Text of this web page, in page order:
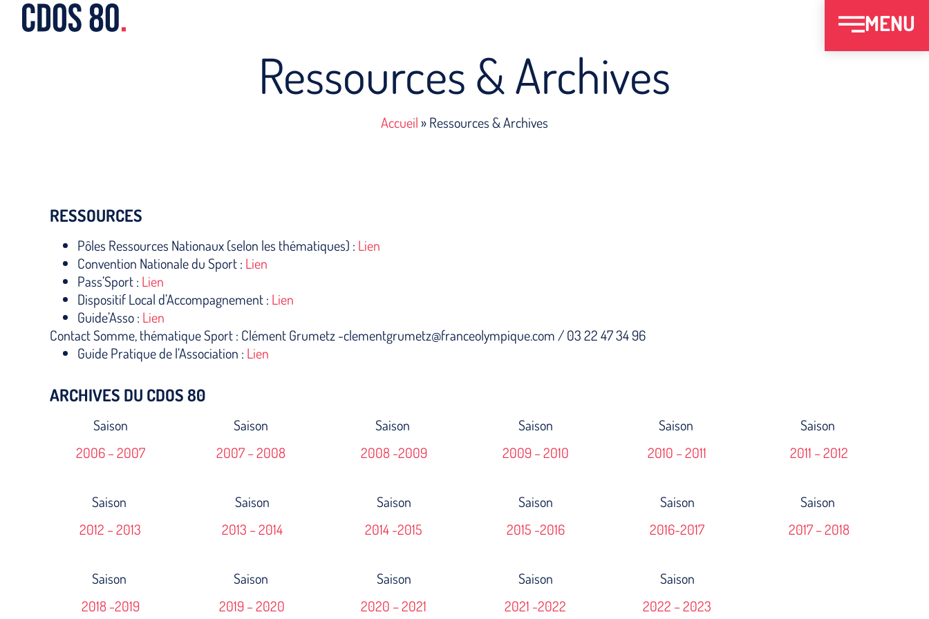
MENU
Ressources & Archives
Accueil»Ressources & Archives
RESSOURCES
Pôles Ressources Nationaux (selon les thématiques) : Lien
Convention Nationale du Sport : Lien
Pass’Sport : Lien
Dispositif Local d’Accompagnement : Lien
Guide’Asso : Lien
Contact Somme, thématique Sport : Clément Grumetz -clementgrumetz@franceolympique.com / 03 22 47 34 96
Guide Pratique de l’Association : Lien
ARCHIVES DU CDOS 80
Saison
2006 – 2007
Saison
2007 – 2008
Saison
2008 -2009
Saison
2009 – 2010
Saison
2010 – 2011
Saison
2011 – 2012
Saison
2012 – 2013
Saison
2013 – 2014
Saison
2014 -2015
Saison
2015 -2016
Saison
2016-2017
Saison
2017 – 2018
Saison
2018 -2019
Saison
2019 – 2020
Saison
2020 – 2021
Saison
2021 -2022
Saison
2022 – 2023